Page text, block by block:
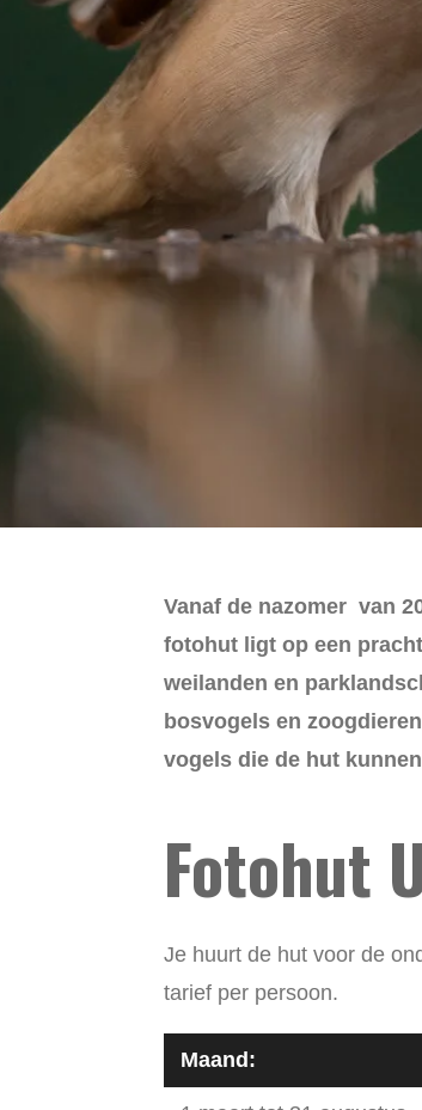
Vanaf de nazomer van
fotohut ligt op een
weilanden en
bosvogels en
vogels die de hut
Fotohut
Je huurt de hut voor de
tarief per persoon.
Maand: